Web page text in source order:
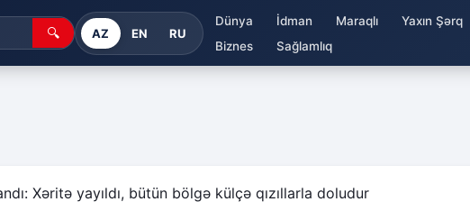
🔍 AZ EN RU
Dünya İdman Maraqlı Yaxın Şərq
Biznes
Sağlamlıq